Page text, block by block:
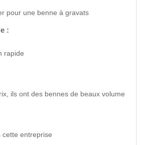
pour une benne à gravats
:
rapide
ils ont des bennes de beaux volume
cette entreprise